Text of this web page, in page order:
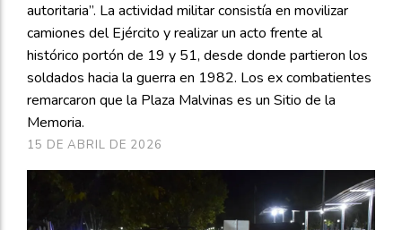
autoritaria”. La actividad militar consistía en movilizar
camiones del Ejército y realizar un acto frente al
histórico portón de 19 y 51, desde donde partieron los
soldados hacia la guerra en 1982. Los ex combatientes
remarcaron que la Plaza Malvinas es un Sitio de la
Memoria.
15 DE ABRIL DE 2026